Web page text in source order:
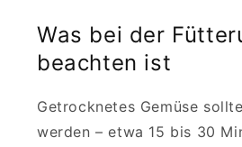
Was bei der
beachten ist
Getrocknetes Gemüse
werden – etwa 15 bis 30